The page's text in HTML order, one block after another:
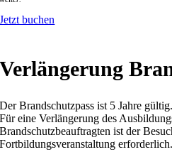
Jetzt buchen
Verlängerung
Der Brandschutzpass ist 5 Jahre gültig.
Für eine Verlängerung des
Brandschutzbeauftragten ist der
Fortbildungsveranstaltung erforderlich.